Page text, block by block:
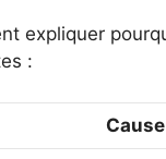
expliquer
:
Cause